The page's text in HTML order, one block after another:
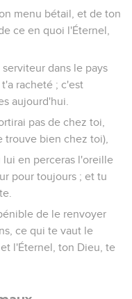
menu bétail, et de ton
ce en quoi l'Éternel,
dans le pays
racheté ; c'est
aujourd'hui.
pas de chez toi,
trouve bien chez toi),
lui en perceras l'oreille
pour toujours ; et tu
de le renvoyer
ce qui te vaut le
l'Éternel, ton Dieu, te